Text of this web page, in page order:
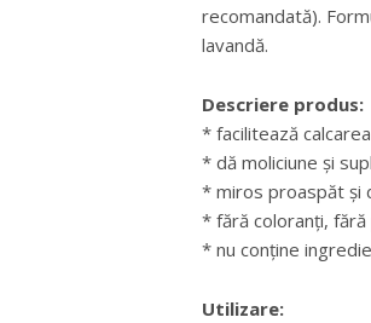
recomandată).
lavandă.
Descriere produs:
* facilitează
* dă moliciune și
* miros proaspăt și
* fără coloranți,
* nu conține
Utilizare: